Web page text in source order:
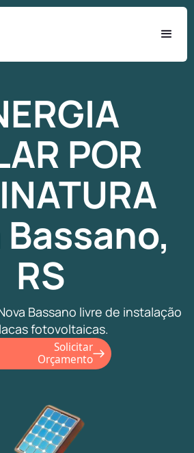
POR
RS
Bassano livre de instalação
fotovoltaicas.
Solicitar
Orçamento